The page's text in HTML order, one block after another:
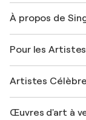
Expédition
Offrir une carte
Rejoignez notre
Mon compte
+33 1 76 44 06
À propos de
FAQ
Magazine
Emplois
Découvrez une
Pour les Artistes
Se connecter
Artistes
Marc Chagall
Œuvres d'art à